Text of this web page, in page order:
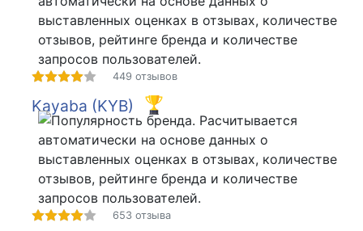
449 отзывов
Kayaba (KYB)
653 отзыва